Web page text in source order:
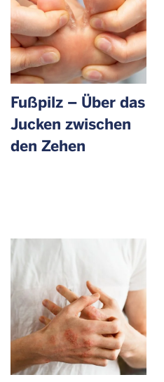
Fußpilz – Über das
Jucken zwischen
den Zehen